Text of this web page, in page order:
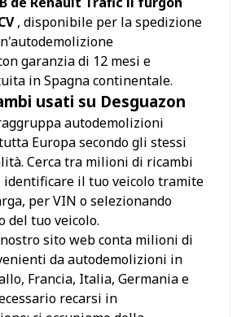
, disponibile per la spedizione
garanzia di 12 mesi e
in Spagna continentale.
usati su Desguazon
autodemolizioni
Europa secondo gli stessi
Cerca tra milioni di ricambi
identificare il tuo veicolo tramite
per VIN o selezionando
del tuo veicolo.
sito web conta milioni di
da autodemolizioni in
Francia, Italia, Germania e
recarsi in